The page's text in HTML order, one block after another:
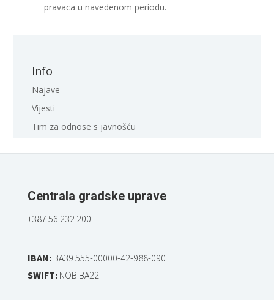
pravaca u navedenom periodu.
Info
Najave
Vijesti
Tim za odnose s javnošću
Centrala gradske uprave
+387 56 232 200
IBAN:BA39 555-00000-42-988-090
SWIFT:NOBIBA22